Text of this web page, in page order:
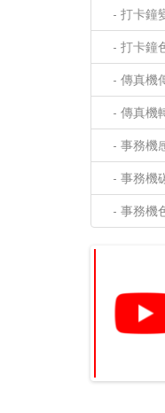
- 打卡鐘
- 打卡鐘
- 傳真機
- 傳真機
- 事務機
- 事務機
- 事務機